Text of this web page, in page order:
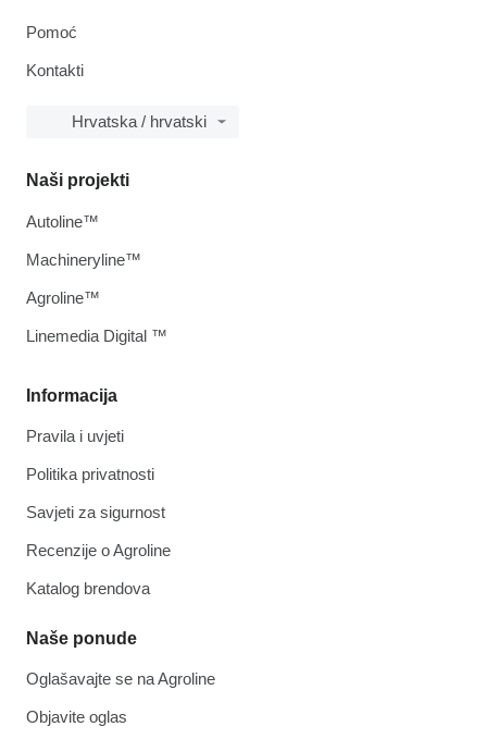
Pomoć
Kontakti
Hrvatska / hrvatski
Informacija
Pravila i uvjeti
Politika privatnosti
Savjeti za sigurnost
Recenzije o Agroline
Katalog brendova
Naše ponude
Oglašavajte se na Agroline
Objavite oglas
Naši projekti
Autoline™
Machineryline™
Agroline™
Linemedia Digital ™